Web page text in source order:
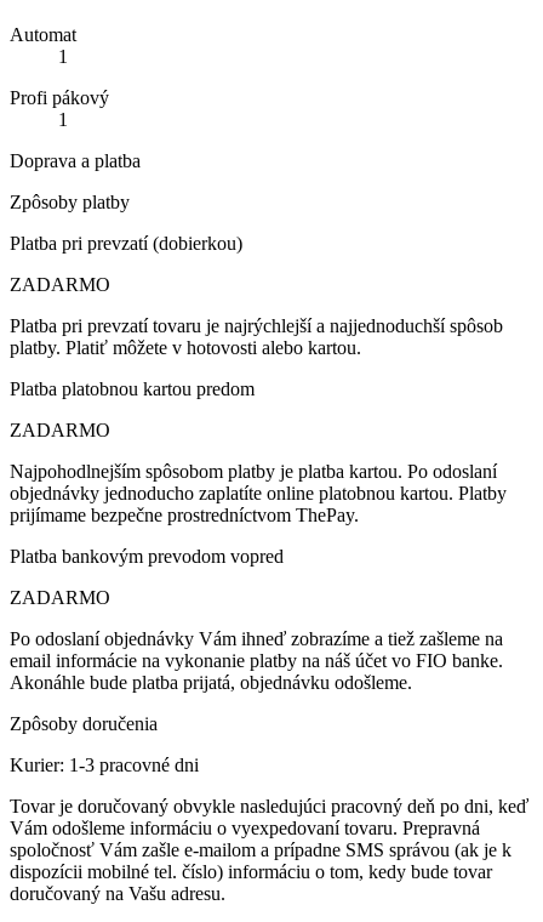
Automat
1
Profi pákový
1
Doprava a platba
Zpôsoby platby
Platba pri prevzatí (dobierkou)
ZADARMO
Platba pri prevzatí tovaru je najrýchlejší a najjednoduchší spôsob
platby. Platiť môžete v hotovosti alebo kartou.
Platba platobnou kartou predom
ZADARMO
Najpohodlnejším spôsobom platby je platba kartou. Po odoslaní
objednávky jednoducho zaplatíte online platobnou kartou. Platby
prijímame bezpečne prostredníctvom ThePay.
Platba bankovým prevodom vopred
ZADARMO
Po odoslaní objednávky Vám ihneď zobrazíme a tiež zašleme na
email informácie na vykonanie platby na náš účet vo FIO banke.
Akonáhle bude platba prijatá, objednávku odošleme.
Zpôsoby doručenia
Kurier: 1-3 pracovné dni
Tovar je doručovaný obvykle nasledujúci pracovný deň po dni, keď
Vám odošleme informáciu o vyexpedovaní tovaru. Prepravná
spoločnosť Vám zašle e-mailom a prípadne SMS správou (ak je k
dispozícii mobilné tel. číslo) informáciu o tom, kedy bude tovar
doručovaný na Vašu adresu.